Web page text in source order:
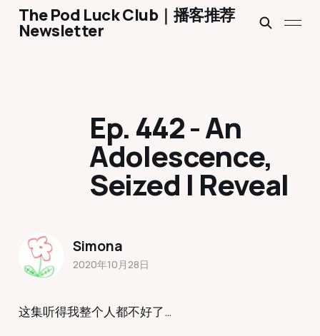
The Pod Luck Club｜播客推荐
Newsletter
这集听得我整个人都不好了…
Ep. 442 - An
Adolescence,
Seized | Reveal
Simona
2020年10月28日